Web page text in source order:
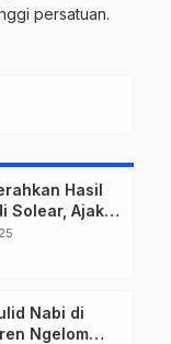
persatuan.
Hasil
Solear, Ajak
Royong
Nabi di
Ngelom